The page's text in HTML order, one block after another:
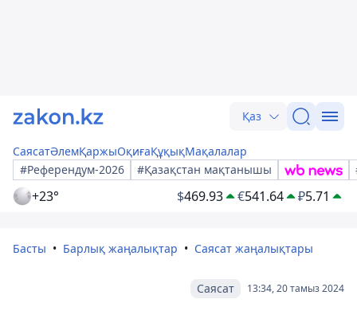
Қаз
СаясатӘлемҚаржыОқиғаҚұқықМақалалар
#Референдум-2026
#Қазақстан мақтанышы
+23° $469.93 €541.64 ₽5.71
Басты Барлық жаңалықтар Саясат жаңалықтары
13:34, 20 тамыз 2024
Саясат